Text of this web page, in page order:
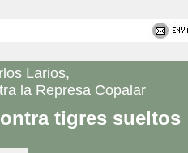
Larios,
la Represa Copalar
tigres sueltos